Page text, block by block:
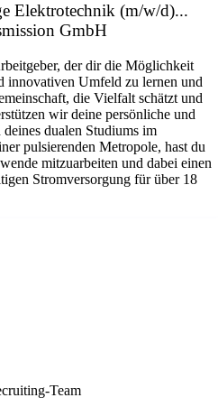
Elektrotechnik (m/w/d)...
GmbH
der dir die Möglichkeit
innovativen Umfeld zu lernen und
die Vielfalt schätzt und
wir deine persönliche und
dualen Studiums im
pulsierenden Metropole, hast du
mitzuarbeiten und dabei einen
Stromversorgung für über 18
Team